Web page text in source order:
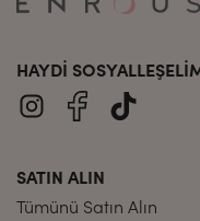
HAYDI
SATIN ALIN
Tümünü Satın Alın